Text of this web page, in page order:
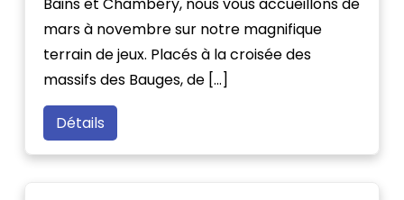
Bains et Chambéry, nous vous accueillons de
mars à novembre sur notre magnifique
terrain de jeux. Placés à la croisée des
massifs des Bauges, de […]
Détails